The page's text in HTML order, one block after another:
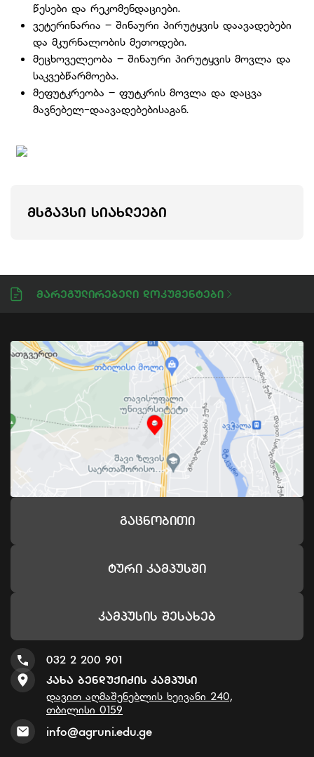
წესები და რეკომენდაციები.
ვეტერინარია – შინაური პირუტყვის დაავადებები
და მკურნალობის მეთოდები.
მეცხოველეობა – შინაური პირუტყვის მოვლა და
საკვებწარმოება.
მეფუტკრეობა – ფუტკრის მოვლა და დაცვა
მავნებელ-დაავადებებისაგან.
ᲛᲡᲒᲐᲕᲡᲘ ᲡᲘᲐᲮᲚᲔᲔᲑᲘ
Მარეგულირებელი Დოკუმენტები
Გაცნობითი
Ტური Კამპუსში
Კამპუსის Შესახებ
032 2 200 901
Კახა Ბენდუქიძის Კამპუსი
დავით აღმაშენებლის ხეივანი 240,
თბილისი 0159
info@agruni.edu.ge